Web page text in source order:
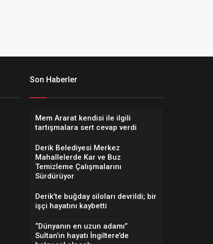
Son Haberler
Mem Ararat kendisi ile ilgili
tartışmalara sert cevap verdi
Derik Belediyesi Merkez
Mahallelerde Kar ve Buz
Temizleme Çalışmalarını
Sürdürüyor
Derik’te buğday siloları devrildi; bir
işçi hayatını kaybetti
“Dünyanın en uzun adamı”
Sultan’ın hayatı İngiltere’de